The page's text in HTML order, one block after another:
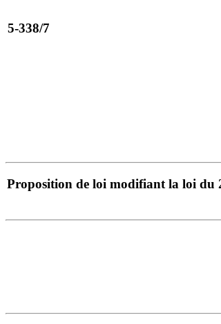
5-338/7
Proposition de loi modifiant la loi du